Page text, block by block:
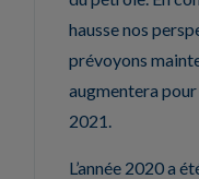
hausse nos
prévoyons
augmentera
2021.
L’année 2020 a